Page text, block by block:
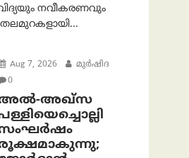
നവീകരണവും
Aug 7, 2026
മുര്‍ഷിദ
0
അഖ്‌സ